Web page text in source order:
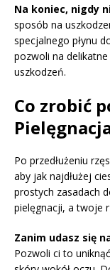
Na koniec, nigdy
sposób na
specjalnego płynu
pozwoli na
uszkodzeń.
Co zrobić
Po przedłużeniu
aby jak najdłużej
prostych zasadach
pielęgnacji, a twoje
Zanim udasz się
Pozwoli ci to